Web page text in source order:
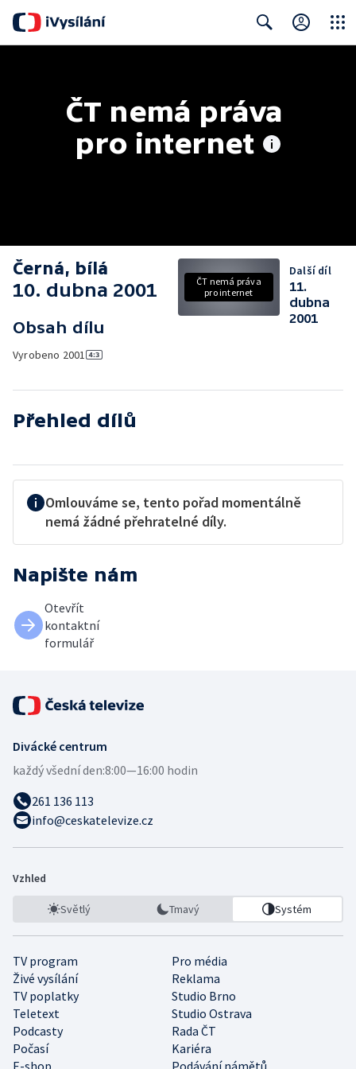
ČT nemá práva
pro internet
Černá, bílá
10. dubna 2001
Obsah dílu
Vyrobeno 2001
ČT nemá práva
pro internet
Další díl
11.
dubna
2001
Přehled dílů
Omlouváme se, tento pořad momentálně
nemá žádné přehratelné díly.
Napište nám
Otevřít
kontaktní
formulář
Divácké centrum
každý všední den:8:00—16:00 hodin
261 136 113
info@ceskatelevize.cz
Vzhled
Světlý Tmavý Systém
TV program
Pro média
Živé vysílání
Reklama
TV poplatky
Studio Brno
Teletext
Studio Ostrava
Podcasty
Rada ČT
Počasí
Kariéra
E-shop
Podávání námětů